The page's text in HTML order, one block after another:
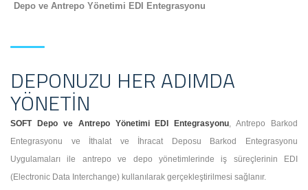
Depo ve Antrepo Yönetimi EDI Entegrasyonu
DEPONUZU HER ADIMDA
YÖNETIN
SOFT Depo ve Antrepo Yönetimi EDI Entegrasyonu, Antrepo Barkod
Entegrasyonu ve İthalat ve İhracat Deposu Barkod Entegrasyonu
Uygulamaları ile antrepo ve depo yönetimlerinde iş süreçlerinin EDI
(Electronic Data Interchange) kullanılarak gerçekleştirilmesi sağlanır.